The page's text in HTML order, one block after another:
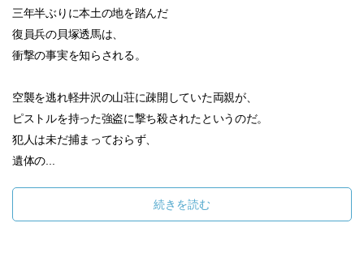
三年半ぶりに本土の地を踏んだ
復員兵の貝塚透馬は、
衝撃の事実を知らされる。
空襲を逃れ軽井沢の山荘に疎開していた両親が、
ピストルを持った強盗に撃ち殺されたというのだ。
犯人は未だ捕まっておらず、
遺体の...
続きを読む